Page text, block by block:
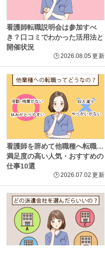
看護師転職説明会は参加すべ
き？口コミでわかった活用法と
開催状況
🕒2026.08.05 更新
看護師を辞めて他職種へ転職…
満足度の高い人気・おすすめの
仕事10選
🕒2026.07.02 更新